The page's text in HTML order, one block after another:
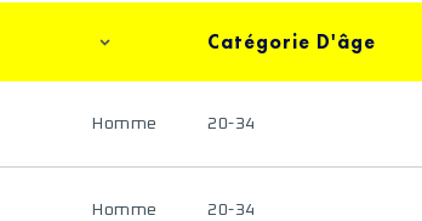
Catégorie D'âge
Homme 20-34
Homme 20-34